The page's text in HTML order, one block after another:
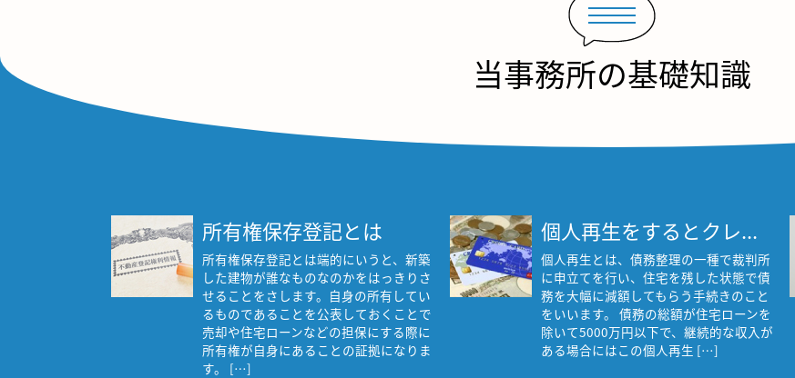
当事務所の基礎知識
所有権保存登記とは
所有権保存登記とは端的にいうと、新築
した建物が誰なものなのかをはっきりさ
せることをさします。自身の所有してい
るものであることを公表しておくことで
売却や住宅ローンなどの担保にする際に
所有権が自身にあることの証拠になりま
す。 […]
個人再生をするとクレ...
個人再生とは、債務整理の一種で裁判所
に申立てを行い、住宅を残した状態で債
務を大幅に減額してもらう手続きのこと
をいいます。 債務の総額が住宅ローンを
除いて5000万円以下で、継続的な収入が
ある場合にはこの個人再生 […]